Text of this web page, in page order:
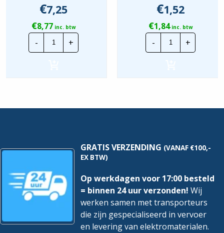
€7,25
€8,77inc. btw
-
Spiraalbundelband
Transparant
|
+
€1,52
€1,84inc. btw
-
CTie
140x3.6mm
Standaard
stuks
+
GRATIS VERZENDING (VANAF €100,-
EX BTW)
Op werkdagen voor 17:00 besteld
= binnen 24 uur verzonden! Wij
werken samen met transporteurs
die zijn gespecialiseerd in vervoer
en levering van elektromaterialen.